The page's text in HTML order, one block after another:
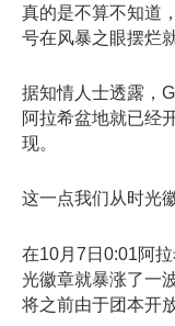
真的是不算不知道
号在风暴之眼摆烂
据知情人士透露，
阿拉希盆地就已经
现。
这一点我们从时光
在10月7日0:01阿
光徽章就暴涨了一
将之前由于团本开